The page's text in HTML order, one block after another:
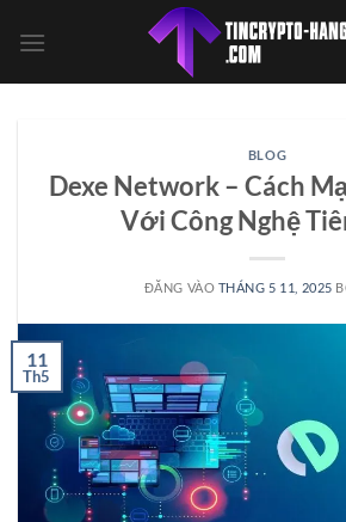
qua
BLOG
Dexe Network – Cách
Với Công Nghệ
ĐĂNG VÀO THÁNG 5 11, 2025
11
Th5